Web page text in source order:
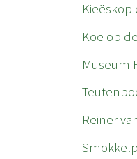
Kieëskop
Koe op
Museum
Reiner